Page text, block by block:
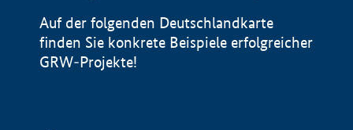
Auf der folgenden Deutschlandkarte
finden Sie konkrete Beispiele erfolgreicher
GRW-Projekte!